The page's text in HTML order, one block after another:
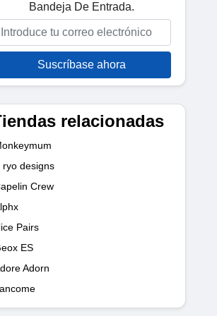
Bandeja De Entrada.
Suscríbase ahora
relacionadas
ryo designs
Crew
Pairs
ES
Adorn